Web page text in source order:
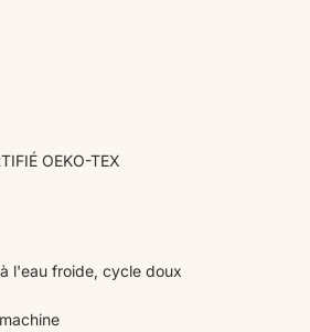
OEKO-TEX
l'eau froide, cycle doux